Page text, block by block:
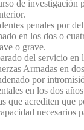
de investigación
penales por
en los dos o
o grave.
del servicio en
Armadas en
por
en los dos
que acrediten que
necesarios